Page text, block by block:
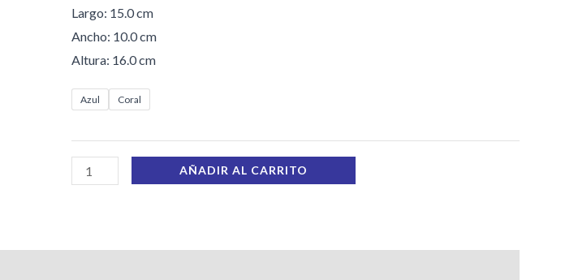
Largo: 15.0 cm
Ancho: 10.0 cm
Altura: 16.0 cm
Azul Coral
AÑADIR AL CARRITO